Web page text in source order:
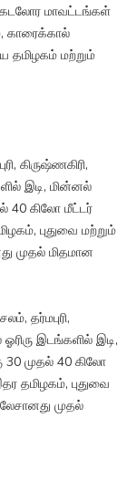
கடலோர மாவட்டங்கள்
காரைக்கால்
தமிழகம் மற்றும்
கிருஷ்ணகிரி,
இடி, மின்னல்
40 கிலோ மீட்டர்
புதுவை மற்றும்
முதல் மிதமான
தர்மபுரி,
இடங்களில் இடி,
30 முதல் 40 கிலோ
தமிழகம், புதுவை
முதல்